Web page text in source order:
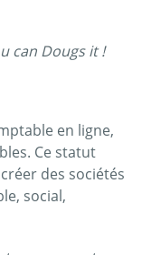
can Dougs it !
en ligne,
Ce statut
des sociétés
social,